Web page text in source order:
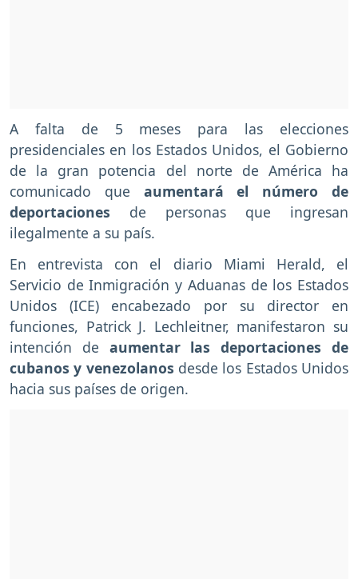
A falta de 5 meses para las elecciones
presidenciales en los Estados Unidos, el Gobierno
de la gran potencia del norte de América ha
comunicado que aumentará el número de
deportaciones de personas que ingresan
ilegalmente a su país.
En entrevista con el diario Miami Herald, el
Servicio de Inmigración y Aduanas de los Estados
Unidos (ICE) encabezado por su director en
funciones, Patrick J. Lechleitner, manifestaron su
intención de aumentar las deportaciones de
cubanos y venezolanos desde los Estados Unidos
hacia sus países de origen.